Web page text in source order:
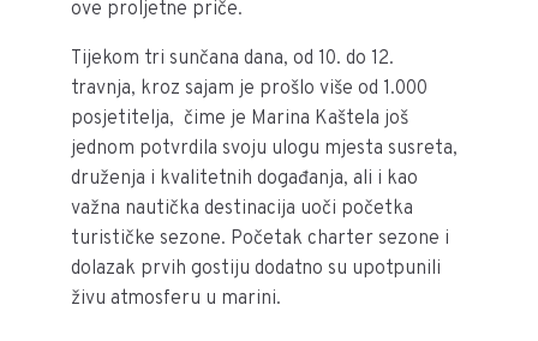
ove proljetne priče.
Tijekom tri sunčana dana, od 10. do 12.
travnja, kroz sajam je prošlo više od 1.000
posjetitelja, čime je Marina Kaštela još
jednom potvrdila svoju ulogu mjesta susreta,
druženja i kvalitetnih događanja, ali i kao
važna nautička destinacija uoči početka
turističke sezone. Početak charter sezone i
dolazak prvih gostiju dodatno su upotpunili
živu atmosferu u marini.